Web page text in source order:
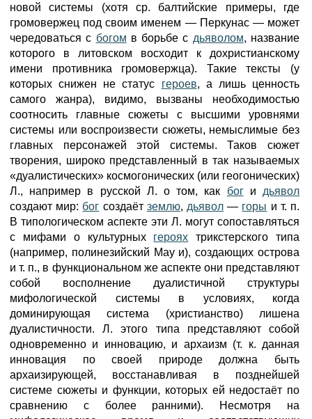
новой системы (хотя ср. балтийские примеры, где
громовержец под своим именем — Перкунас — может
чередоваться с богом в борьбе с дьяволом, название
которого в литовском восходит к дохристианскому
имени противника громовержца). Такие тексты (у
которых снижен не статус героев, а лишь ценность
самого жанра), видимо, вызваны необходимостью
соотносить главные сюжеты с высшими уровнями
системы или воспроизвести сюжеты, немыслимые без
главных персонажей этой системы. Таков сюжет
творения, широко представленный в так называемых
«дуалистических» космогонических (или геогонических)
Л., например в русской Л. о том, как боги дьявол
создают мир: бог создаёт землю, дьявол — горы и т. п.
В типологическом аспекте эти Л. могут сопоставляться
с мифами о культурных героях трикстерского типа
(например, полинезийский May и), создающих острова
и т. п., в функциональном же аспекте они представляют
собой восполнение дуалистичной структуры
мифологической системы в условиях, когда
доминирующая система (христианство) лишена
дуалистичности. Л. этого типа представляют собой
одновременно и инновацию, и архаизм (т. к. данная
инновация по своей природе должна быть
архаизирующей, восстанавливая в позднейшей
системе сюжеты и функции, которых ей недостаёт по
сравнению с более ранними). Несмотря на